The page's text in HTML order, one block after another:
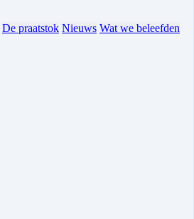
De praatstok Nieuws Wat we beleefden